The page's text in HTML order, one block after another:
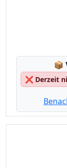
📦
❌ Derzeit